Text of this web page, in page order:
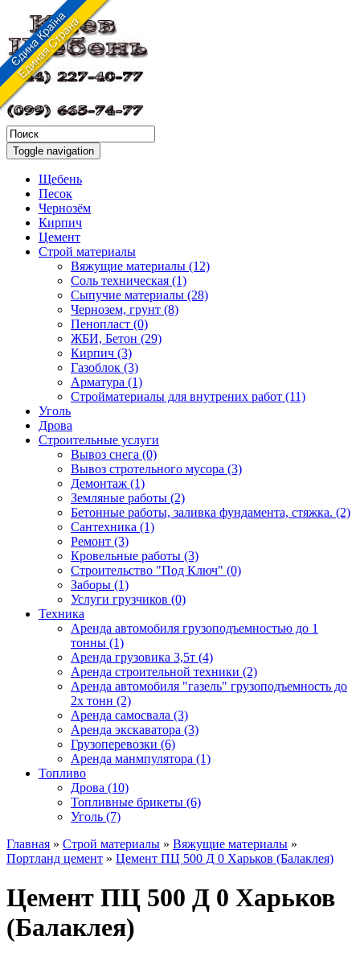
Toggle navigation
Щебень
Песок
Чернозём
Кирпич
Цемент
Строй материалы
Вяжущие материалы (12)
Соль техническая (1)
Сыпучие материалы (28)
Чернозем, грунт (8)
Пенопласт (0)
ЖБИ, Бетон (29)
Кирпич (3)
Газоблок (3)
Арматура (1)
Стройматериалы для внутрених работ (11)
Уголь
Дрова
Строительные услуги
Вывоз снега (0)
Вывоз стротельного мусора (3)
Демонтаж (1)
Земляные работы (2)
Бетонные работы, заливка фундамента, стяжка. (2)
Сантехника (1)
Ремонт (3)
Кровельные работы (3)
Строительство "Под Ключ" (0)
Заборы (1)
Услуги грузчиков (0)
Техника
Аренда автомобиля грузоподъемностью до 1
тонны (1)
Аренда грузовика 3,5т (4)
Аренда строительной техники (2)
Аренда автомобиля "газель" грузоподъемность до
2х тонн (2)
Аренда самосвала (3)
Аренда экскаватора (3)
Грузоперевозки (6)
Аренда манмпулятора (1)
Топливо
Дрова (10)
Топливные брикеты (6)
Уголь (7)
Главная » Строй материалы » Вяжущие материалы »
Портланд цемент » Цемент ПЦ 500 Д 0 Харьков (Балаклея)
Цемент ПЦ 500 Д 0 Харьков
(Балаклея)